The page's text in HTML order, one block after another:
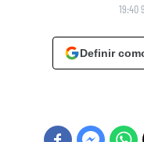
19:40
Definir